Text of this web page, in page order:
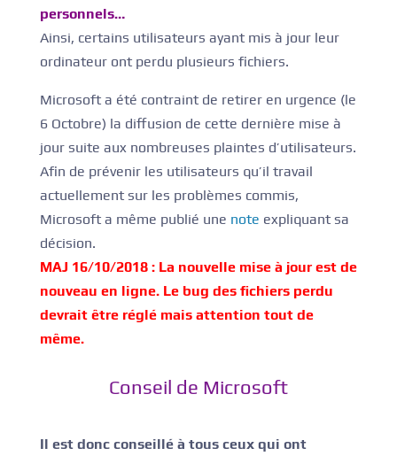
personnels…
Ainsi, certains utilisateurs ayant mis à jour leur
ordinateur ont perdu plusieurs fichiers.
Microsoft a été contraint de retirer en urgence (le
6 Octobre) la diffusion de cette dernière mise à
jour suite aux nombreuses plaintes d’utilisateurs.
Afin de prévenir les utilisateurs qu’il travail
actuellement sur les problèmes commis,
Microsoft a même publié une note expliquant sa
décision.
MAJ 16/10/2018 : La nouvelle mise à jour est de
nouveau en ligne. Le bug des fichiers perdu
devrait être réglé mais attention tout de
même.
Conseil de Microsoft
Il est donc conseillé à tous ceux qui ont